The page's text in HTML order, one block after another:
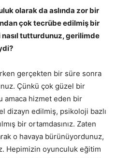
olarak da aslında zor bir
çok tecrübe edilmiş bir
tutturdunuz, gerilimde
gerçekten bir süre sonra
Çünkü çok güzel bir
amaca hizmet eden bir
dizayn edilmiş, psikoloji bazlı
bir ortamdasınız. Zaten
o havaya bürünüyordunuz,
Hepimizin oyunculuk eğitim